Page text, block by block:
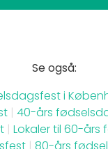
Se også:
i
| 40-års
| Lokaler til 60-års
| 80-års